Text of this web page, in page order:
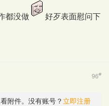
都没做
好歹表面慰问下
96#
附件。没有账号？ 立即注册